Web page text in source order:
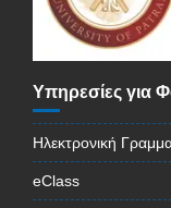
Υπηρεσίες για
Ηλεκτρονική
eClass